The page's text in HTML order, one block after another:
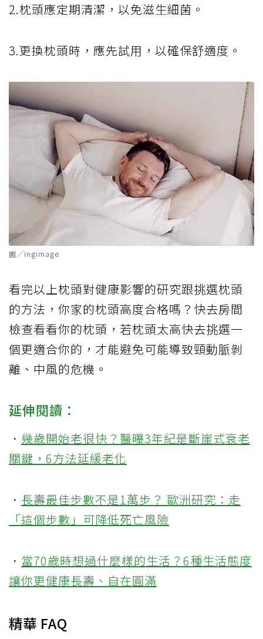
2.枕頭應定期清潔，以免滋生細菌。
3.更換枕頭時，應先試用，以確保舒適度。
圖／ingimage
看完以上枕頭對健康影響的研究跟挑選枕頭
的方法，你家的枕頭高度合格嗎？快去房間
檢查看看你的枕頭，若枕頭太高快去挑選一
個更適合你的，才能避免可能導致頸動脈剝
離、中風的危機。
延伸閱讀：
． 幾歲開始老很快？醫曝3年紀是斷崖式衰老
關鍵，6方法延緩老化
． 長壽最佳步數不是1萬步？ 歐洲研究：走
「這個步數」可降低死亡風險
． 當70歲時想過什麼樣的生活？6種生活態度
讓你更健康長壽、自在圓滿
精華 FAQ